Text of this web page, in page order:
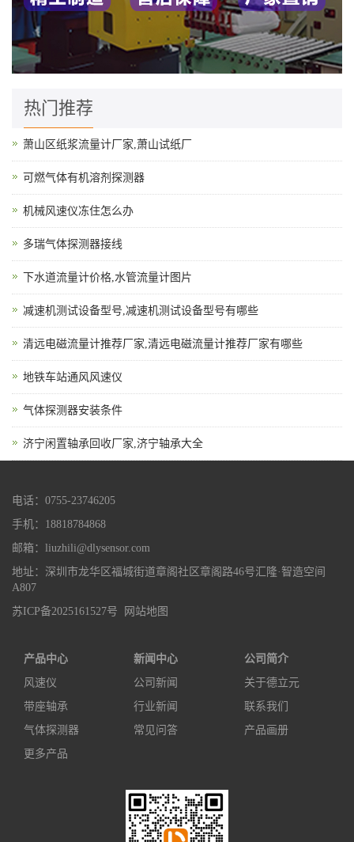
热门推荐
萧山区纸浆流量计厂家,萧山试纸厂
可燃气体有机溶剂探测器
机械风速仪冻住怎么办
多瑞气体探测器接线
下水道流量计价格,水管流量计图片
减速机测试设备型号,减速机测试设备型号有哪些
清远电磁流量计推荐厂家,清远电磁流量计推荐厂家有哪些
地铁车站通风风速仪
气体探测器安装条件
济宁闲置轴承回收厂家,济宁轴承大全
电话：0755-23746205
手机：18818784868
邮箱：liuzhili@dlysensor.com
地址：深圳市龙华区福城街道章阁社区章阁路46号汇隆·智造空间
A807
苏ICP备2025161527号
网站地图
产品中心
风速仪
带座轴承
气体探测器
更多产品
新闻中心
公司新闻
行业新闻
常见问答
公司简介
关于德立元
联系我们
产品画册